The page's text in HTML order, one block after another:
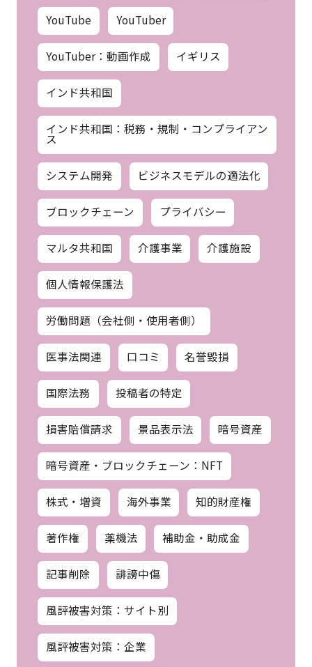
YouTube YouTuber
YouTuber：動画作成 イギリス
インド共和国
インド共和国：税務・規制・コンプライアン
ス
システム開発 ビジネスモデルの適法化
ブロックチェーン プライバシー
マルタ共和国 介護事業 介護施設
個人情報保護法
労働問題（会社側・使用者側）
医事法関連 口コミ 名誉毀損
国際法務 投稿者の特定
損害賠償請求 景品表示法 暗号資産
暗号資産・ブロックチェーン：NFT
株式・増資 海外事業 知的財産権
著作権 薬機法 補助金・助成金
記事削除 誹謗中傷
風評被害対策：サイト別
風評被害対策：企業